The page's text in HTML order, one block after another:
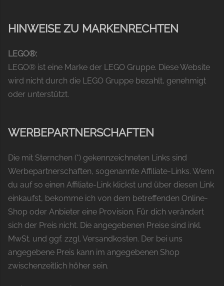
HINWEISE ZU MARKENRECHTEN
LEGO®:
LEGO® ist eine Marke der LEGO Gruppe. Diese Website
wird nicht durch die LEGO Gruppe bezahlt, genehmigt
oder unterstützt.
WERBEPARTNERSCHAFTEN
Die mit Sternchen (*) gekennzeichneten Links sind
Werbepartnerschaften, sogenannte Affiliate-Links. Wenn
du auf so einen Affiliate-Link klickst und über diesen Link
einkaufst, bekomme ich von dem betreffenden Online-
Shop oder Anbieter eine Provision. Für dich verändert
sich der Preis nicht. Die angegebenen Preise sind inkl.
MwSt. und ggf. zzgl. Versandkosten. Der bei uns
angegebene Preis kann im angegebenen Shop
zwischenzeitlich höher sein.